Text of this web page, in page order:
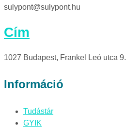
sulypont@sulypont.hu
Cím
1027 Budapest, Frankel Leó utca
Információ
Tudástár
GYIK